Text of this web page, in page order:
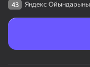
43 Яндекс